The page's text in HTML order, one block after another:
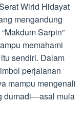
Wirid Hidayat
mengandung
Sarpin”
memahami
sendiri. Dalam
perjalanan
mampu mengenali
dumadi—asal mula